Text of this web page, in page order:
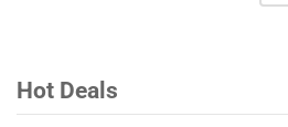
Hot Deals